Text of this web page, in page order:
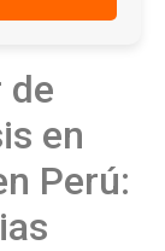
de
en
Perú: